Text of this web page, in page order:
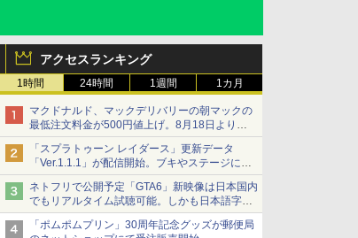
アクセスランキング
1時間 24時間 1週間 1カ月
マクドナルド、マックデリバリーの朝マックの
最低注文料金が500円値上げ。8月18日より
1,500円から受付
「スプラトゥーン レイダース」更新データ
「Ver.1.1.1」が配信開始。ブキやステージに関
する不具合を修正
ネトフリで公開予定「GTA6」新映像は日本国内
でもリアルタイム試聴可能。しかも日本語字幕
付き
Netflixから公式回答あり
「ポムポムプリン」30周年記念グッズが郵便局